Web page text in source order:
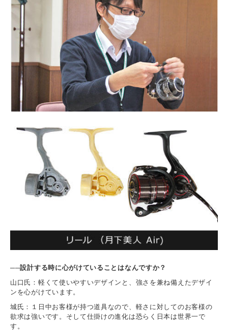
──設計する時に心がけていることはなんですか？
山口氏：軽くて使いやすいデザインと、強さを兼ね備えたデザイ
ンを心がけています。
城氏：１日中お客様が持つ道具なので、軽さに対してのお客様の
欲求は強いです。そして仕掛けの進化は恐らく日本は世界一で
す。